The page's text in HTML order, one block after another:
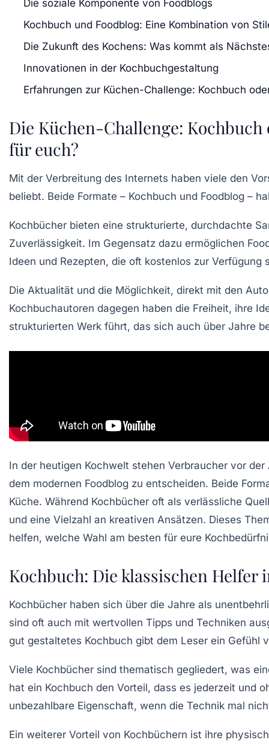
Die soziale Komponente von Foodblogs
Kochbuch und Foodblog: Eine Kombination von
Die Zukunft des Kochens: Was kommt als
Innovationen in der Kochbuchgestaltung
Erfahrungen zur Küchen-Challenge: Kochbuch
Die Küchen-Challenge: Kochbuch
für euch?
Mit der Verbreitung des Internets haben viele den
beliebt. Beide Formate – Kochbuch und Foodblog –
Kochbücher bieten eine strukturierte, durchdachte
Zuverlässigkeit. Im Gegensatz dazu ermöglichen
Ideen und Rezepten, die oft kostenlos zur Verfügung
Die Aktualität und die Möglichkeit, direkt mit den
Kochbuchautoren dagegen haben die Freiheit, ihre
strukturierten Werk führt, das sich auch über Jahre
In der heutigen Kochwelt stehen Verbraucher vor
dem modernen Foodblog zu entscheiden. Beide
Küche. Während Kochbücher oft als verlässliche
und eine Vielzahl an kreativen Ansätzen. Dieses
helfen, welche Wahl am besten für eure
Kochbuch: Die klassischen Helfer
Kochbücher haben sich über die Jahre als
sind oft auch mit wertvollen Tipps und Techniken
gut gestaltetes Kochbuch gibt dem Leser ein Gefühl
Viele Kochbücher sind thematisch gegliedert, was
hat ein Kochbuch den Vorteil, dass es jederzeit und
unbezahlbare Eigenschaft, wenn die Technik mal
Ein weiterer Vorteil von Kochbüchern ist ihre